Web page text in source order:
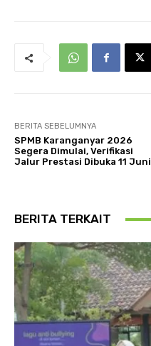
BERITA SEBELUMNYA
SPMB Karanganyar 2026
Segera Dimulai, Verifikasi
Jalur Prestasi Dibuka 11 Juni
BERITA TERKAIT